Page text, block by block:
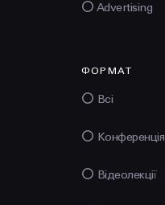
Advertising
ФОРМАТ
Всі
Конференція
Відеолекції